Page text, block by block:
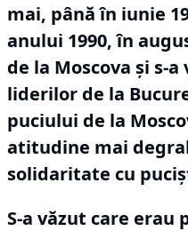
mai, până în iunie
anului 1990, în
de la Moscova și s-
liderilor de la
puciului de la
atitudine mai
solidaritate cu
S-a văzut care erau